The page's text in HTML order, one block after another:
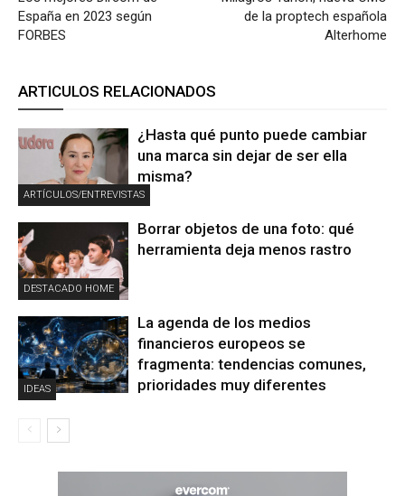
España en 2023 según
FORBES
de la proptech española
Alterhome
ARTICULOS RELACIONADOS
ARTÍCULOS/ENTREVISTAS
¿Hasta qué punto puede cambiar
una marca sin dejar de ser ella
misma?
DESTACADO HOME
Borrar objetos de una foto: qué
herramienta deja menos rastro
IDEAS
La agenda de los medios
financieros europeos se
fragmenta: tendencias comunes,
prioridades muy diferentes